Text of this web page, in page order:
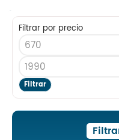
Filtrar por precio
Filtrar